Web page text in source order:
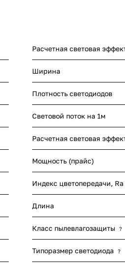
Расчетная световая
Ширина
Плотность светодиодов
Световой поток на 1м
Расчетная световая
Мощность (прайс)
Индекс цветопередачи, Ra
Длина
Класс пылевлагозащиты ?
Типоразмер светодиода ?